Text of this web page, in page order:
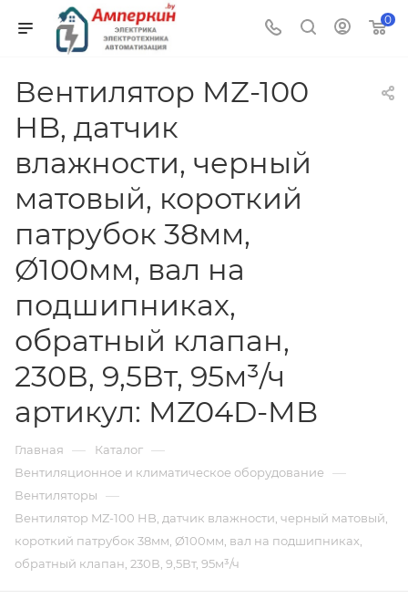
0
Вентилятор MZ-100
HB, датчик
влажности, черный
матовый, короткий
патрубок 38мм,
Ø100мм, вал на
подшипниках,
обратный клапан,
230В, 9,5Вт, 95м³/ч
артикул: MZ04D-MB
Главная — Каталог —
Вентиляционное и климатическое оборудование —
Вентиляторы —
Вентилятор MZ-100 HB, датчик влажности, черный матовый,
короткий патрубок 38мм, Ø100мм, вал на подшипниках,
обратный клапан, 230В, 9,5Вт, 95м³/ч